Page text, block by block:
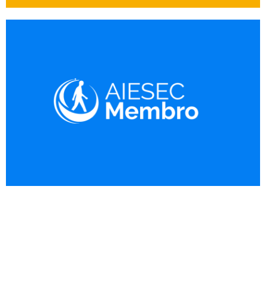
Um dos nossos maiores programas de liderança é o
programa de membresia, onde você consegue viver a
experiência de ser membro voluntário da organização e
promover todos os outros programas na prática.